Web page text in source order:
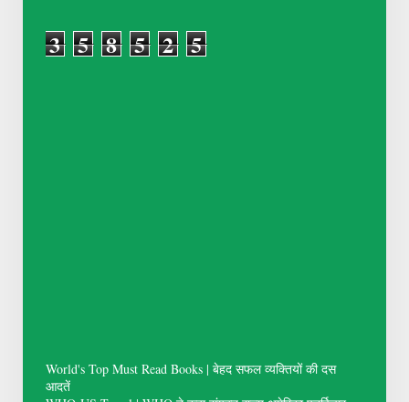
3 5 8 5 2 5
World's Top Must Read Books | बेहद सफल व्यक्तियों की दस
आदतें